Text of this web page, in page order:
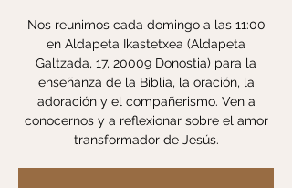
Nos reunimos cada domingo a las 11:00
en Aldapeta Ikastetxea (Aldapeta
Galtzada, 17, 20009 Donostia) para la
enseñanza de la Biblia, la oración, la
adoración y el compañerismo. Ven a
conocernos y a reflexionar sobre el amor
transformador de Jesús.